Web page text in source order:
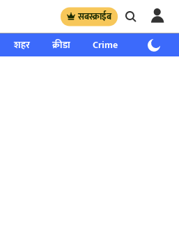
सबस्क्राईब
शहर क्रीडा Crime साप्ताहिक